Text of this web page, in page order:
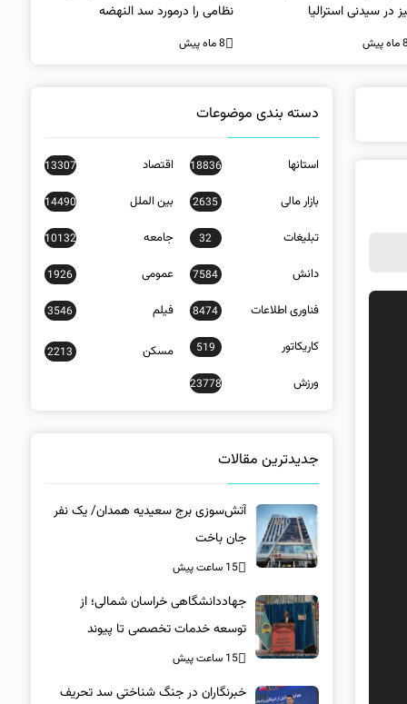
در سیدنی استرالیا
8 ماه پیش
نظامی را درمورد سد النهضه
بررسی می‌کنیم
8 ماه پیش
دسته بندی موضوعات
استانها 18836 اقتصاد 13307
بازار مالی 2635 بین الملل 14490
تبلیغات 32 جامعه 10132
دانش 7584 عمومی 1926
فناوری اطلاعات 8474 فیلم 3546
کاریکاتور 519 مسکن 2213
ورزش 23778
جدیدترین مقالات
آتش‌سوزی برج سعیدیه همدان/ یک نفر
جان باخت
15 ساعت پیش
جهاددانشگاهی خراسان شمالی؛ از
توسعه خدمات تخصصی تا پیوند
دانشگاه و جامعه
15 ساعت پیش
خبرنگاران در جنگ شناختی سد تحریف